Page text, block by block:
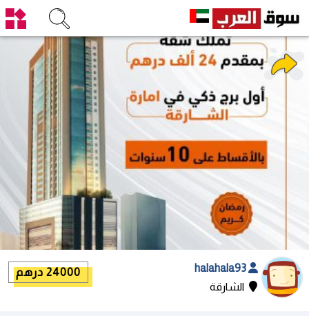
الشارقة
24000 درهم